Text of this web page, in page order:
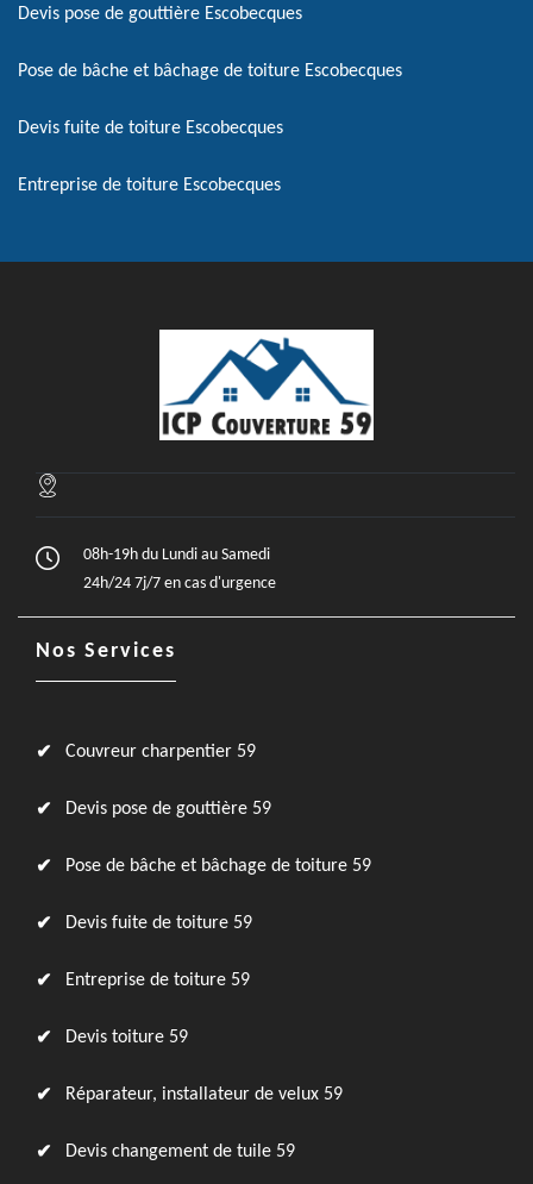
Devis pose de gouttière Escobecques
Pose de bâche et bâchage de toiture Escobecques
Devis fuite de toiture Escobecques
Entreprise de toiture Escobecques
08h-19h du Lundi au Samedi
24h/24 7j/7 en cas d'urgence
Nos Services
Couvreur charpentier 59
Devis pose de gouttière 59
Pose de bâche et bâchage de toiture 59
Devis fuite de toiture 59
Entreprise de toiture 59
Devis toiture 59
Réparateur, installateur de velux 59
Devis changement de tuile 59